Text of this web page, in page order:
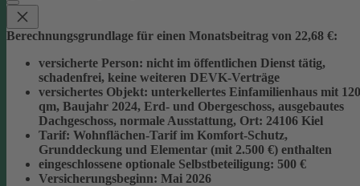
Berechnungsgrundlage für einen Monatsbeitrag von 22,68 €:
versicherte Person: nicht im öffentlichen Dienst tätig,
schadenfrei, keine weiteren DEVK-Verträge
versichertes Objekt: unterkellertes Einfamilienhaus mit 120
qm, Baujahr 2024, Erd- und Obergeschoss, ausgebautes
Dachgeschoss, normale Ausstattung, Ort: 24106 Kiel
Tarif: Wohnflächen-Tarif im Komfort-Schutz,
Grunddeckung und Elementar (mit 2.500 €) enthalten
eingeschlossene optionale Selbstbeteiligung: 500 €
Versicherungsbeginn: Mai 2026